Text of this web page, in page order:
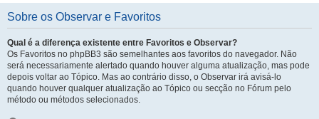
Sobre os Observar e Favoritos
Qual é a diferença existente entre Favoritos e Observar?
Os Favoritos no phpBB3 são semelhantes aos favoritos do navegador. Não
será necessariamente alertado quando houver alguma atualização, mas pode
depois voltar ao Tópico. Mas ao contrário disso, o Observar irá avisá-lo
quando houver qualquer atualização ao Tópico ou secção no Fórum pelo
método ou métodos selecionados.